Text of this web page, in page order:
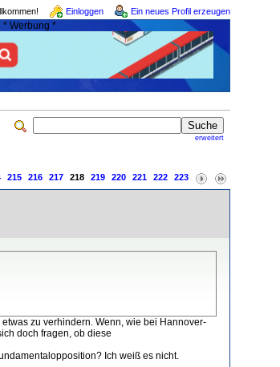
Einloggen Ein neues Profil erzeugen
* Werbung *
erweitert
215 216 217 218 219 220 221 222 223
zu verhindern. Wenn, wie bei Hannover-
doch fragen, ob diese
Ich weiß es nicht.